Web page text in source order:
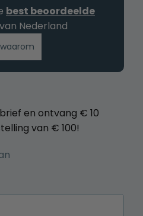
en ontvang € 10
van € 100!
best beoordeelde
Nederland